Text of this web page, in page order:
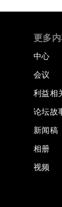
更多
中心
会议
利益相
论坛故
新闻稿
相册
视频